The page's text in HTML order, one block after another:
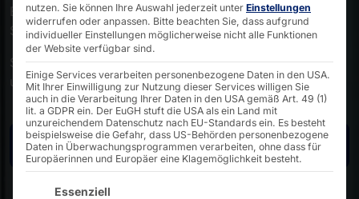
Bankensektor ist das Angebot von Dienstleistungen im
Selfservice.
Sie erhöhen Produktion und Effizienz, senken Kosten
und gewinnen Neukunden.
Kontakt
nutzen. Sie können Ihre Auswahl jederzeit unter Einstellungen
widerrufen oder anpassen. Bitte beachten Sie, dass aufgrund
individueller Einstellungen möglicherweise nicht alle Funktionen
der Website verfügbar sind.
Einige Services verarbeiten personenbezogene Daten in den USA.
Mit Ihrer Einwilligung zur Nutzung dieser Services willigen Sie
auch in die Verarbeitung Ihrer Daten in den USA gemäß Art. 49 (1)
lit. a GDPR ein. Der EuGH stuft die USA als ein Land mit
unzureichendem Datenschutz nach EU-Standards ein. Es besteht
beispielsweise die Gefahr, dass US-Behörden personenbezogene
Daten in Überwachungsprogrammen verarbeiten, ohne dass für
Europäerinnen und Europäer eine Klagemöglichkeit besteht.
Es folgt eine Liste der Service-Gruppen, für die eine
Essenziell